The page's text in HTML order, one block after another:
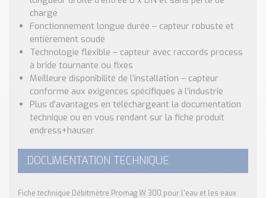
charge
Fonctionnement longue durée – capteur robuste et
entièrement soudé
Technologie flexible – capteur avec raccords process
à bride tournante ou fixes
Meilleure disponibilité de l’installation – capteur
conforme aux exigences spécifiques à l’industrie
Plus d’avantages en téléchargeant la documentation
technique ou en vous rendant sur la fiche produit
endress+hauser
DOCUMENTATION TECHNIQUE
Fiche technique Débitmètre Promag W 300 pour l’eau et les eaux